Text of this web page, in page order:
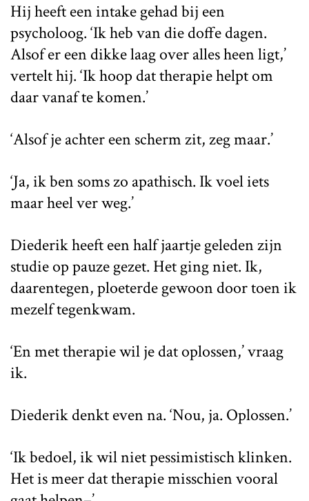
Hij heeft een intake gehad bij een
psycholoog. ‘Ik heb van die doffe dagen.
Alsof er een dikke laag over alles heen ligt,’
vertelt hij. ‘Ik hoop dat therapie helpt om
daar vanaf te komen.’
‘Alsof je achter een scherm zit, zeg maar.’
‘Ja, ik ben soms zo apathisch. Ik voel iets
maar heel ver weg.’
Diederik heeft een half jaartje geleden zijn
studie op pauze gezet. Het ging niet. Ik,
daarentegen, ploeterde gewoon door toen ik
mezelf tegenkwam.
‘En met therapie wil je dat oplossen,’ vraag
ik.
Diederik denkt even na. ‘Nou, ja. Oplossen.’
‘Ik bedoel, ik wil niet pessimistisch klinken.
Het is meer dat therapie misschien vooral